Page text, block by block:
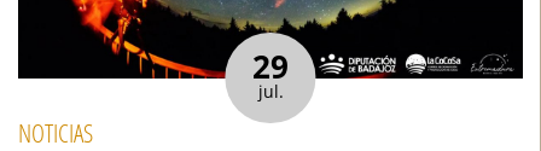
29
jul.
NOTICIAS